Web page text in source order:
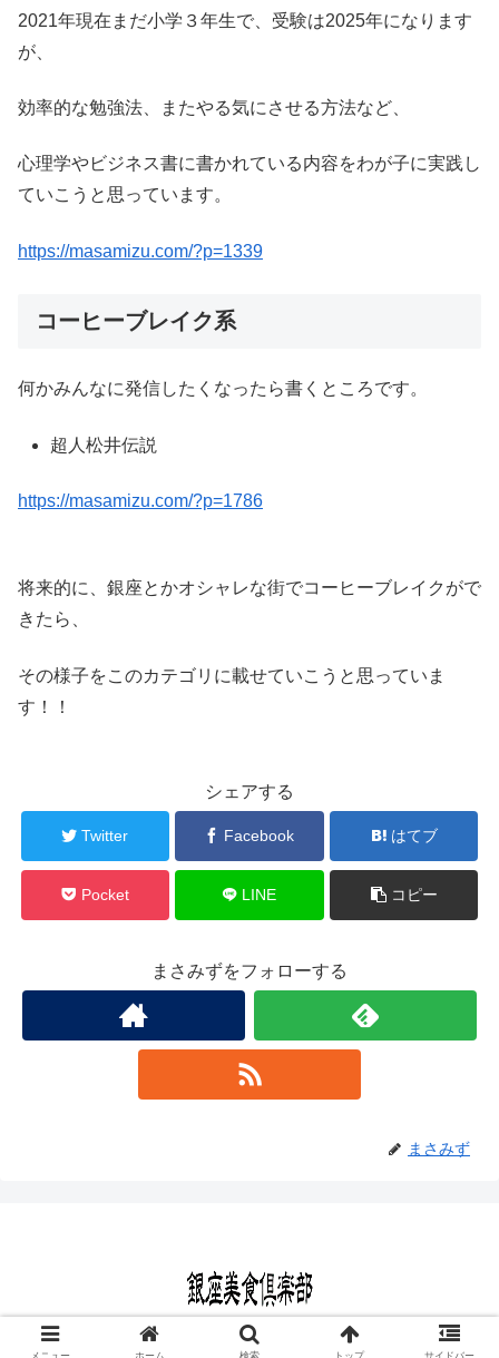
2021年現在まだ小学３年生で、受験は2025年になります
が、
効率的な勉強法、またやる気にさせる方法など、
心理学やビジネス書に書かれている内容をわが子に実践し
ていこうと思っています。
https://masamizu.com/?p=1339
コーヒーブレイク系
何かみんなに発信したくなったら書くところです。
超人松井伝説
https://masamizu.com/?p=1786
将来的に、銀座とかオシャレな街でコーヒーブレイクがで
きたら、
その様子をこのカテゴリに載せていこうと思っていま
す！！
シェアする
Twitter Facebook はてブ
Pocket LINE コピー
まさみずをフォローする
まさみず
© 2020 銀座美食倶楽部.
メニュー ホーム 検索 トップ サイドバー